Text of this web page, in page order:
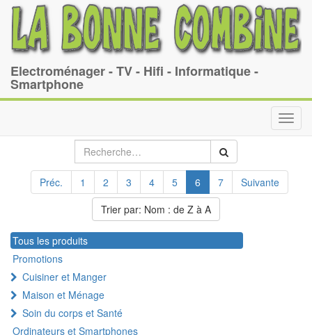
Electroménager - TV - Hifi - Informatique -
Smartphone
Préc. 1 2 3 4 5 6 7
Suivante
Trier par: Nom : de Z à A
Tous les produits
Promotions
Cuisiner et Manger
Maison et Ménage
Soin du corps et Santé
Ordinateurs et Smartphones